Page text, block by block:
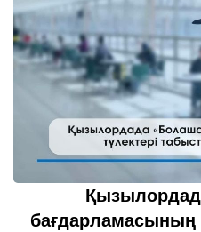
бағдарламасының